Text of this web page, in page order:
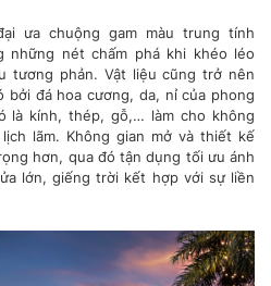
ưa chuộng gam màu trung tính
những nét chấm phá khi khéo léo
tương phản. Vật liệu cũng trở nên
đá hoa cương, da, nỉ của phong
là kính, thép, gỗ,… làm cho không
lãm. Không gian mở và thiết kế
hơn, qua đó tận dụng tối ưu ánh
lớn, giếng trời kết hợp với sự liền